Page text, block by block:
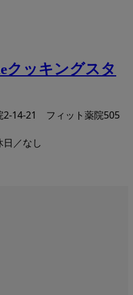
2-14-21 フィット薬院505
／なし